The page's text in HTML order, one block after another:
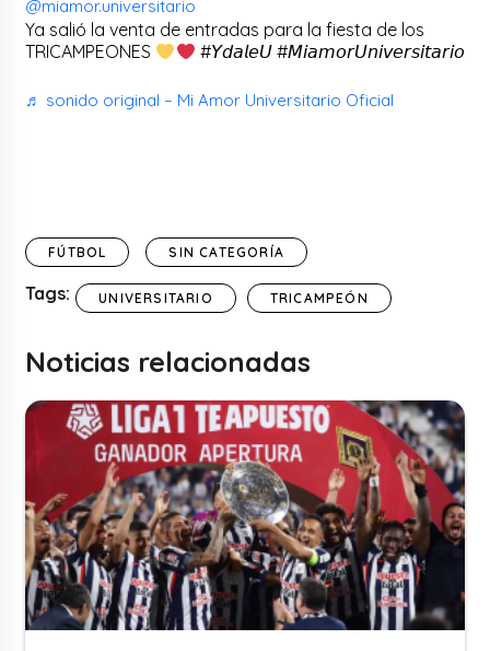
@miamor.universitario
Ya salió la venta de entradas para la fiesta de los
TRICAMPEONES
#𝘠𝘥𝘢𝘭𝘦𝘜 #𝘔𝘪𝘢𝘮𝘰𝘳𝘜𝘯𝘪𝘷𝘦𝘳𝘴𝘪𝘵𝘢𝘳𝘪𝘰
♬ sonido original – Mi Amor Universitario Oficial
FÚTBOL SIN CATEGORÍA
Tags: UNIVERSITARIO TRICAMPEÓN
Noticias relacionadas